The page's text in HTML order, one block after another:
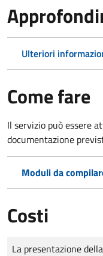
Ulteriori
Come fare
Il servizio può essere
documentazione
Moduli da
Costi
Tipo di pagamento
Importo
La presentazione